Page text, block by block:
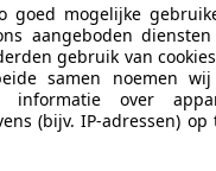
km
naar 1802 cc
en achter
goed mogelijke
aangeboden
gebruik van
samen noemen
informatie over
(bijv. IP-adressen) op